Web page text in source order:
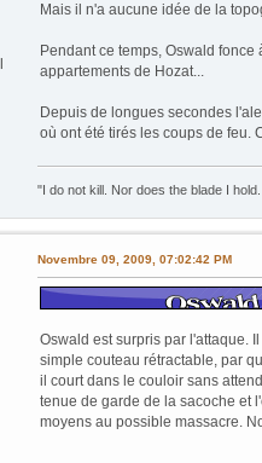
Mais il n'a aucune idée de la
Pendant ce temps, Oswald
appartements de Hozat...
Depuis de longues secondes
où ont été tirés les coups de feu.
"I do not kill. Nor does the blade I
Novembre 09, 2009, 07:02:42 PM
Oswald est surpris par l'attaque.
simple couteau rétractable, par
il court dans le couloir sans
tenue de garde de la sacoche et
moyens au possible massacre.